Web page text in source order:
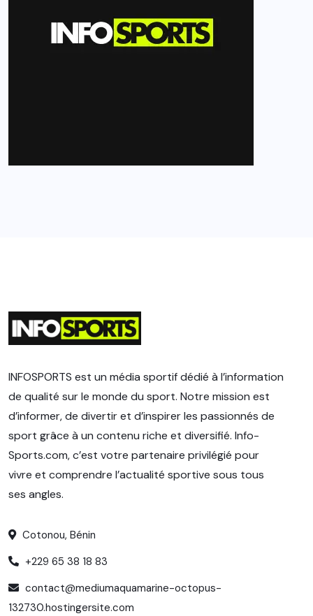
INFOSPORTS est un média sportif dédié à l’information
de qualité sur le monde du sport. Notre mission est
d’informer, de divertir et d’inspirer les passionnés de
sport grâce à un contenu riche et diversifié. Info-
Sports.com, c’est votre partenaire privilégié pour
vivre et comprendre l’actualité sportive sous tous
ses angles.
Cotonou, Bénin
+229 65 38 18 83
contact@mediumaquamarine-octopus-
132730.hostingersite.com